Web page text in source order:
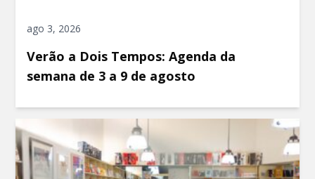
ago 3, 2026
Verão a Dois Tempos: Agenda da
semana de 3 a 9 de agosto